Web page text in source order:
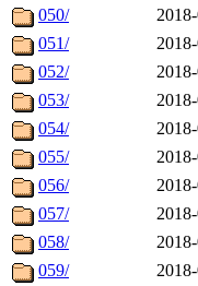
050/
051/
052/
053/
054/
055/
056/
057/
058/
059/